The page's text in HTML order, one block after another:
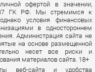
офертой в значении,
ГК РФ. Мы стремимся к
условия финансовых
в одностороннем
Администрация сайта не
на основе размещенной
несет все риски и
материалов сайта. 18+
веб-сайта и удобства